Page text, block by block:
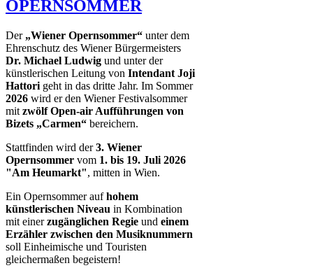
OPERNSOMMER
Der „Wiener Opernsommer“ unter dem
Ehrenschutz des Wiener Bürgermeisters
Dr. Michael Ludwig und unter der
künstlerischen Leitung von Intendant Joji
Hattori geht in das dritte Jahr. Im Sommer
2026 wird er den Wiener Festivalsommer
mit zwölf Open-air Aufführungen von
Bizets „Carmen“ bereichern.
Stattfinden wird der3. Wiener
Opernsommer vom 1. bis 19. Juli 2026
"Am Heumarkt", mitten in Wien.
Ein Opernsommer aufhohem
künstlerischen Niveau in Kombination
mit einerzugänglichen Regie und einem
Erzähler zwischen den Musiknummern
soll Einheimische und Touristen
gleichermaßen begeistern!